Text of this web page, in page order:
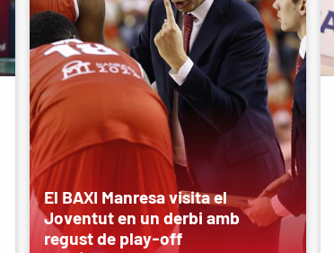
El BAXI Manresa visita el
Joventut en un derbi amb
regust de play-off